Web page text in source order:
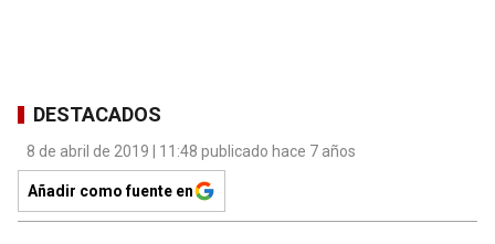
DESTACADOS
8 de abril de 2019 | 11:48 publicado hace 7 años
Añadir como fuente en